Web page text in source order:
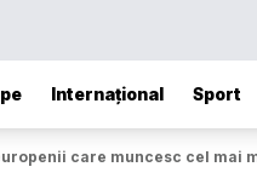
Internațional Sport
care muncesc cel mai